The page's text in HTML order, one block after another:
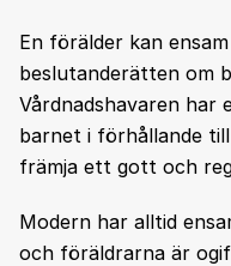
En förälder kan
beslutanderätten om
Vårdnadshavaren har
barnet i förhållande
främja ett gott och
Modern har alltid
och föräldrarna är